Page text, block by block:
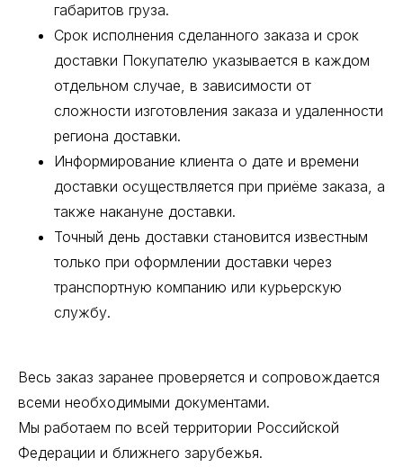
габаритов груза.
Срок исполнения сделанного заказа и срок
доставки Покупателю указывается в каждом
отдельном случае, в зависимости от
сложности изготовления заказа и удаленности
региона доставки.
Информирование клиента о дате и времени
доставки осуществляется при приёме заказа, а
также накануне доставки.
Точный день доставки становится известным
только при оформлении доставки через
транспортную компанию или курьерскую
службу.
Весь заказ заранее проверяется и сопровождается
всеми необходимыми документами.
Мы работаем по всей территории Российской
Федерации и ближнего зарубежья.